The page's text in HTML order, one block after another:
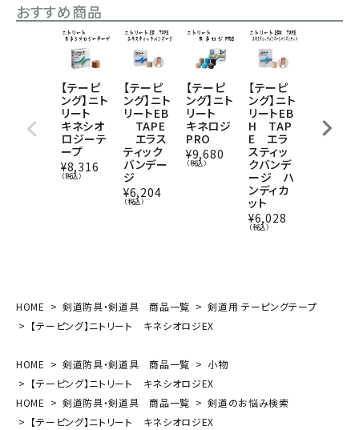
おすすめ商品
【テーピ
ング】ニト
リート
キネシオ
ロジーテ
ープ
¥8,316
（税込）
【テーピ
ング】ニト
リートEB
TAPE
エラス
ティック
バンデー
ジ
¥6,204
（税込）
【テーピ
ング】ニト
リート
キネロジ
PRO
¥9,680
（税込）
【テーピ
ング】ニト
リートEB
H TAP
E エラ
スティッ
クバンデ
ージ ハ
ンディカ
ット
¥6,028
（税込）
コットン
バンテー
HOME 剣道防具・剣道具 商品一覧
剣道用 テーピングテープ
【テーピング】ニトリート キネシオロジEX
HOME 剣道防具・剣道具 商品一覧
小物
【テーピング】ニトリート キネシオロジEX
HOME
剣道防具・剣道具 商品一覧
剣道のお悩み検索
【テーピング】ニトリート キネシオロジEX